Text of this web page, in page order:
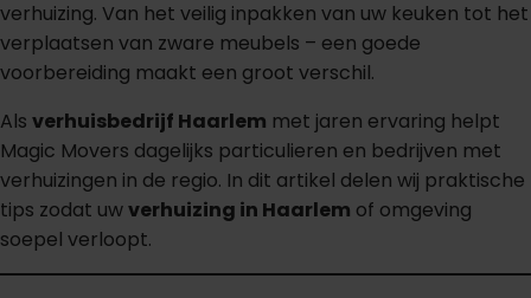
verhuizing. Van het veilig inpakken van uw keuken tot het
verplaatsen van zware meubels – een goede
voorbereiding maakt een groot verschil.
Als verhuisbedrijf Haarlem met jaren ervaring helpt
Magic Movers dagelijks particulieren en bedrijven met
verhuizingen in de regio. In dit artikel delen wij praktische
tips zodat uwverhuizing in Haarlem of omgeving
soepel verloopt.